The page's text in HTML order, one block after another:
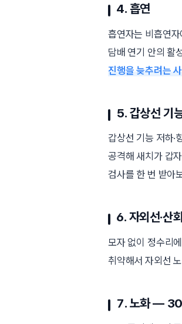
4. 흡연
흡연자는 비흡연
담배 연기 안의 활
진행을 늦추려는
5. 갑상선 기
갑상선 기능 저하·
공격해 새치가 갑
검사를 한 번 받아
6. 자외선·산
모자 없이 정수리
취약해서 자외선
7. 노화 — 30